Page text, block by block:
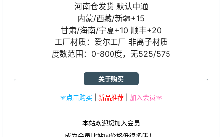
河南仓发货 默认中通
内蒙/西藏/新疆+15
甘肃/海南/宁夏+10 顺丰+20
工厂材质：爱尔工厂 非离子材质
度数范围：0-800度，无525/575
☞点击购买 新品推荐 加入会员☜
关于购买
本站欢迎您加入会员